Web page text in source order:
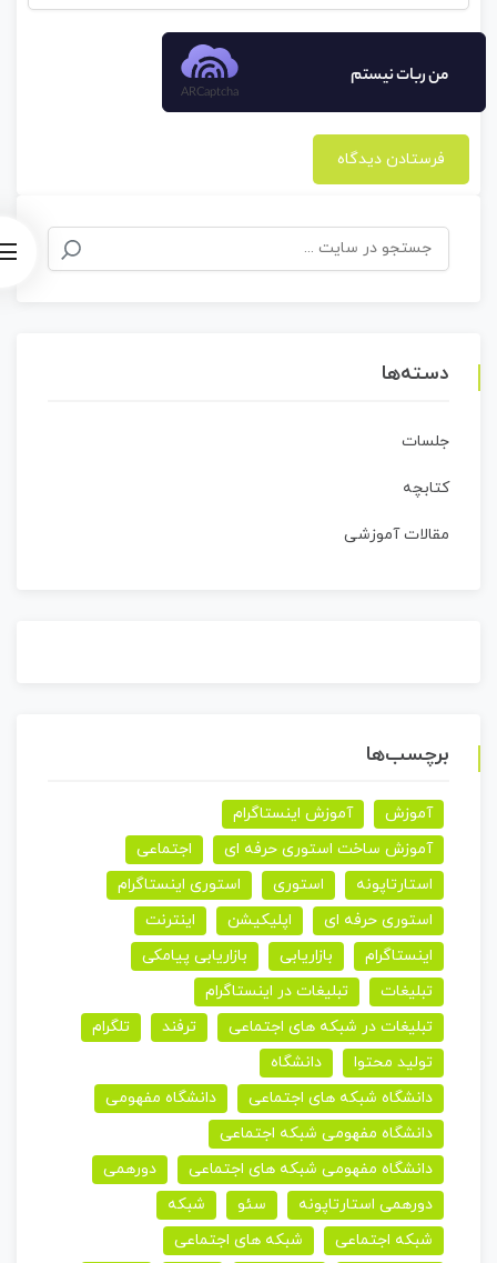
من ربات نیستم
ARCaptcha
جستجو
برای:
دسته‌ها
جلسات
کتابچه
مقالات آموزشی
برچسب‌ها
آموزش
آموزش اینستاگرام
آموزش ساخت استوری حرفه ای
اجتماعی
استارتاپونه
استوری
استوری اینستاگرام
استوری حرفه ای
اپلیکیشن
اینترنت
اینستاگرام
بازاریابی
بازاریابی پیامکی
تبلیغات
تبلیغات در اینستاگرام
تبلیغات در شبکه های اجتماعی
ترفند
تلگرام
تولید محتوا
دانشگاه
دانشگاه شبکه های اجتماعی
دانشگاه مفهومی
دانشگاه مفهومی شبکه اجتماعی
دانشگاه مفهومی شبکه های اجتماعی
دورهمی
دورهمی استارتاپونه
سئو
شبکه
شبکه اجتماعی
شبکه های اجتماعی